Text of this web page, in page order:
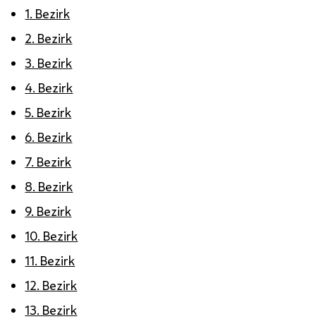
1. Bezirk
2. Bezirk
3. Bezirk
4. Bezirk
5. Bezirk
6. Bezirk
7. Bezirk
8. Bezirk
9. Bezirk
10. Bezirk
11. Bezirk
12. Bezirk
13. Bezirk